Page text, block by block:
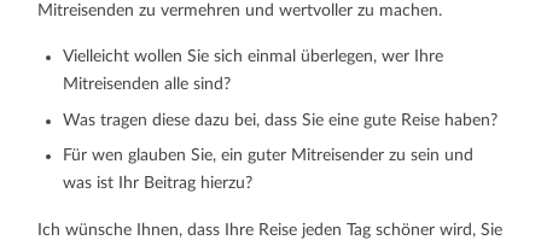
Mitreisenden zu vermehren und wertvoller zu machen.
Vielleicht wollen Sie sich einmal überlegen, wer Ihre
Mitreisenden alle sind?
Was tragen diese dazu bei, dass Sie eine gute Reise haben?
Für wen glauben Sie, ein guter Mitreisender zu sein und
was ist Ihr Beitrag hierzu?
Ich wünsche Ihnen, dass Ihre Reise jeden Tag schöner wird, Sie